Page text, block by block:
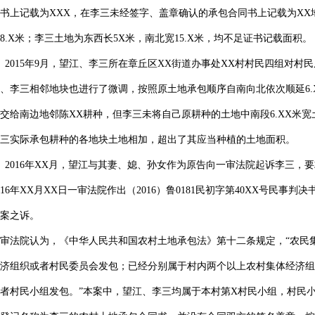
上记载为XXX，在李三未经签字、盖章确认的承包合同书上记载为
米；李三土地为东西长5X米，南北宽15.X米，均不足证书记载面积。
2015年9月，望江、李三所在章丘区XX街道办事处XX村村民四组对村
李三相邻地块也进行了微调，按照原土地承包顺序自南向北依次顺延
给南边地邻陈XX耕种，但李三未将自己原耕种的土地中南段6.XX米
实际承包耕种的各地块土地相加，超出了其应当种植的土地面积。
2016年XX月，望江与其妻、媳、孙女作为原告向一审法院起诉李三，
年XX月XX日一审法院作出（2016）鲁0181民初字第40XX号民事判
之诉。
法院认为，《中华人民共和国农村土地承包法》第十二条规定，“农
组织或者村民委员会发包；已经分别属于村内两个以上农村集体经济
村民小组发包。”本案中，望江、李三均属于本村第X村民小组，村民